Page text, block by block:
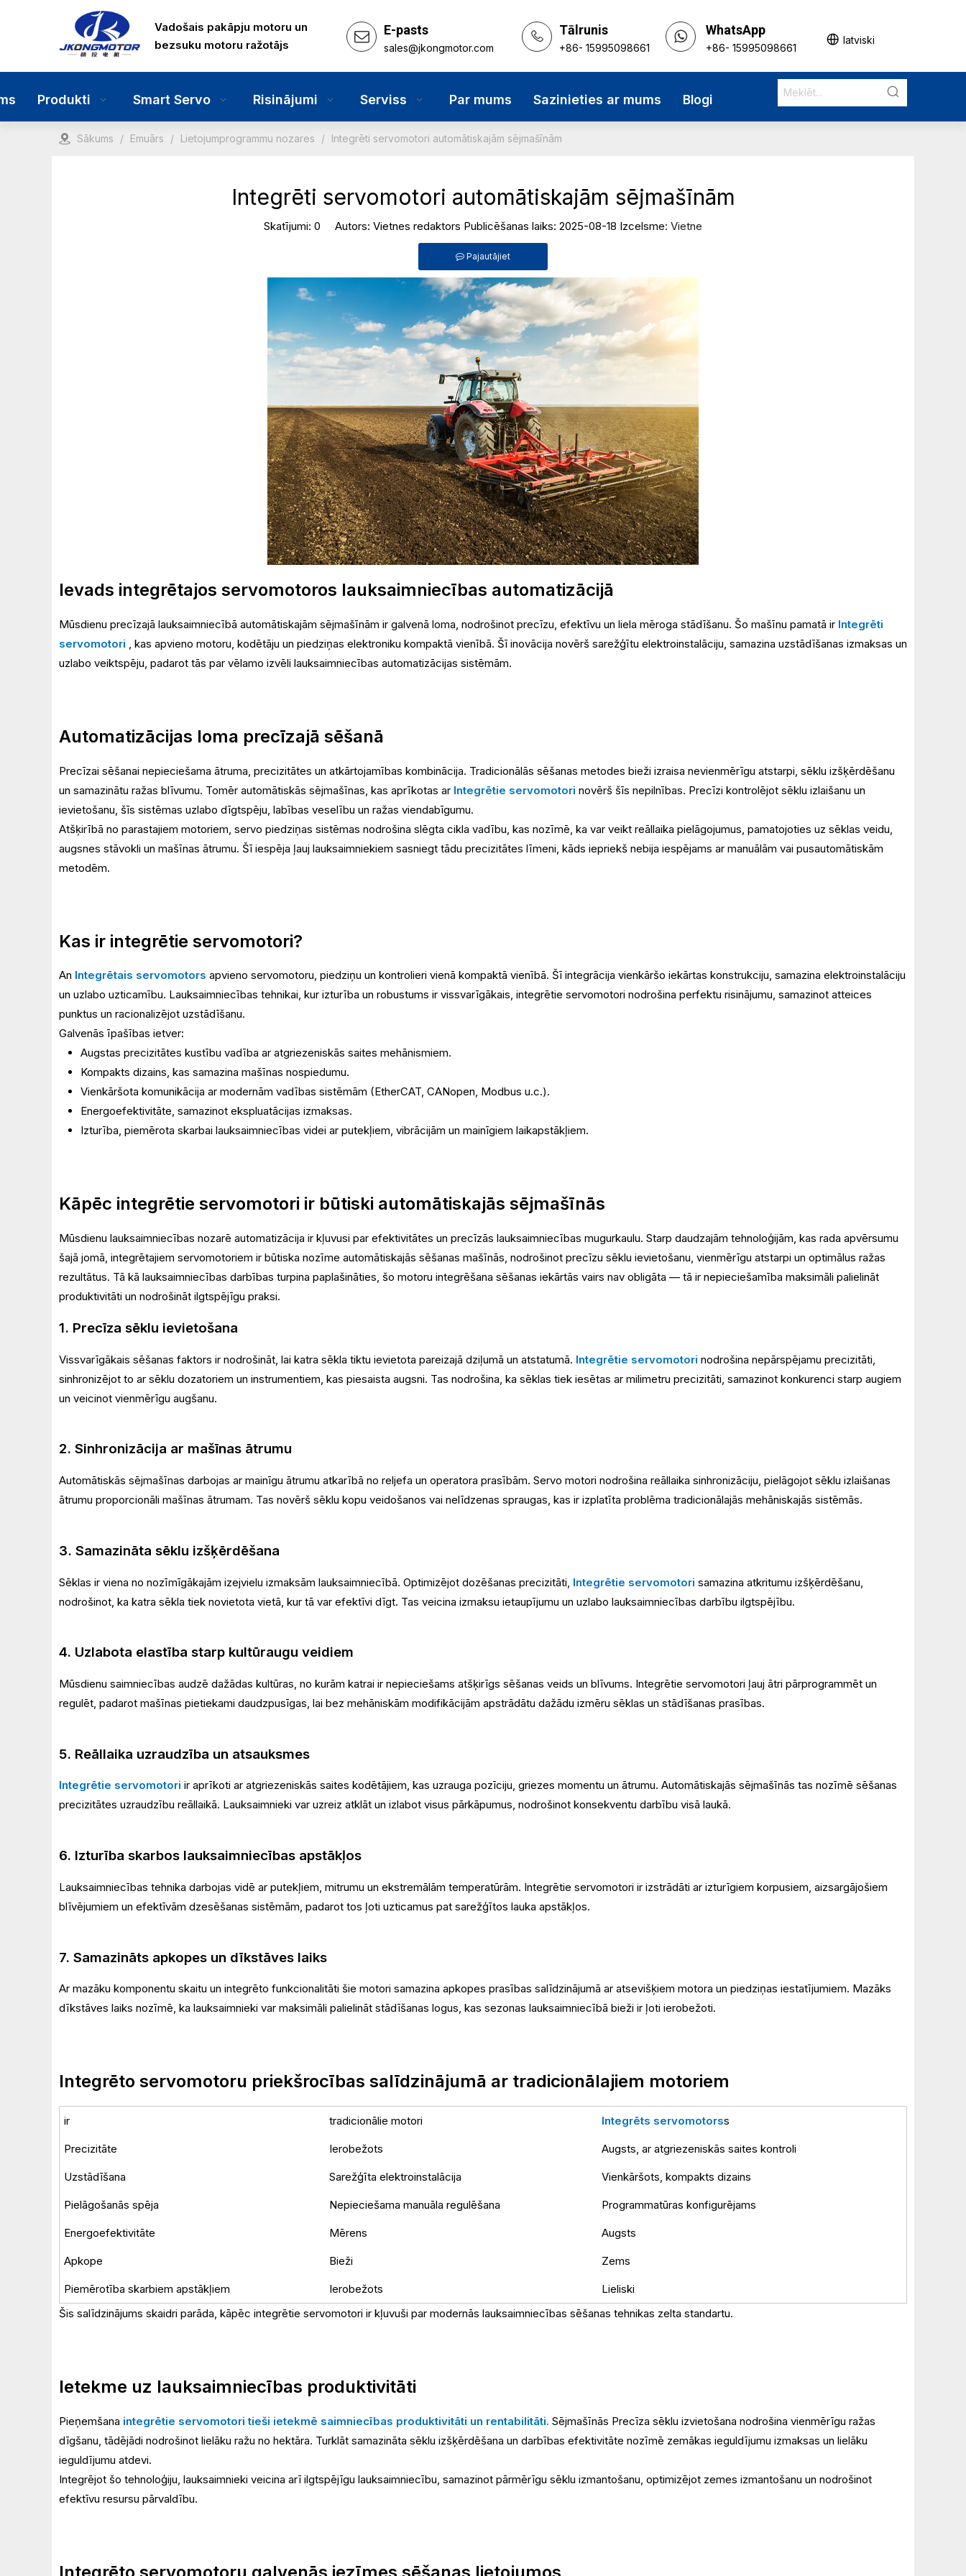
Vadošais pakāpju motoru un
bezsuku motoru ražotājs
E-pasts
sales@jkongmotor.com
Tālrunis
+86- 15995098661
WhatsApp
+86- 15995098661
latviski
Produkti Smart Servo Risinājumi Serviss Par mums Sazinieties ar mums Blogi
Sākums / Emuārs / Lietojumprogrammu nozares / Integrēti servomotori automātiskajām sējmašīnām
Integrēti servomotori automātiskajām sējmašīnām
Skatījumi: 0 Autors: Vietnes redaktors Publicēšanas laiks: 2025-08-18 Izcelsme: Vietne
Pajautājiet
Ievads integrētajos servomotoros lauksaimniecības automatizācijā
Mūsdienu precīzajā lauksaimniecībā automātiskajām sējmašīnām ir galvenā loma, nodrošinot precīzu, efektīvu un liela mēroga stādīšanu. Šo mašīnu pamatā ir Integrēti
servomotori , kas apvieno motoru, kodētāju un piedziņas elektroniku kompaktā vienībā. Šī inovācija novērš sarežģītu elektroinstalāciju, samazina uzstādīšanas izmaksas un
uzlabo veiktspēju, padarot tās par vēlamo izvēli lauksaimniecības automatizācijas sistēmām.
Automatizācijas loma precīzajā sēšanā
Precīzai sēšanai nepieciešama ātruma, precizitātes un atkārtojamības kombinācija. Tradicionālās sēšanas metodes bieži izraisa nevienmērīgu atstarpi, sēklu izšķērdēšanu
un samazinātu ražas blīvumu. Tomēr automātiskās sējmašīnas, kas aprīkotas ar Integrētie servomotori novērš šīs nepilnības. Precīzi kontrolējot sēklu izlaišanu un
ievietošanu, šīs sistēmas uzlabo dīgtspēju, labības veselību un ražas viendabīgumu.
Atšķirībā no parastajiem motoriem, servo piedziņas sistēmas nodrošina slēgta cikla vadību, kas nozīmē, ka var veikt reāllaika pielāgojumus, pamatojoties uz sēklas veidu,
augsnes stāvokli un mašīnas ātrumu. Šī iespēja ļauj lauksaimniekiem sasniegt tādu precizitātes līmeni, kāds iepriekš nebija iespējams ar manuālām vai pusautomātiskām
metodēm.
Kas ir integrētie servomotori?
An Integrētais servomotors apvieno servomotoru, piedziņu un kontrolieri vienā kompaktā vienībā. Šī integrācija vienkāršo iekārtas konstrukciju, samazina elektroinstalāciju
un uzlabo uzticamību. Lauksaimniecības tehnikai, kur izturība un robustums ir vissvarīgākais, integrētie servomotori nodrošina perfektu risinājumu, samazinot atteices
punktus un racionalizējot uzstādīšanu.
Galvenās īpašības ietver:
Augstas precizitātes kustību vadība ar atgriezeniskās saites mehānismiem.
Kompakts dizains, kas samazina mašīnas nospiedumu.
Vienkāršota komunikācija ar modernām vadības sistēmām (EtherCAT, CANopen, Modbus u.c.).
Energoefektivitāte, samazinot ekspluatācijas izmaksas.
Izturība, piemērota skarbai lauksaimniecības videi ar putekļiem, vibrācijām un mainīgiem laikapstākļiem.
Kāpēc integrētie servomotori ir būtiski automātiskajās sējmašīnās
Mūsdienu lauksaimniecības nozarē automatizācija ir kļuvusi par efektivitātes un precīzās lauksaimniecības mugurkaulu. Starp daudzajām tehnoloģijām, kas rada apvērsumu
šajā jomā, integrētajiem servomotoriem ir būtiska nozīme automātiskajās sēšanas mašīnās, nodrošinot precīzu sēklu ievietošanu, vienmērīgu atstarpi un optimālus ražas
rezultātus. Tā kā lauksaimniecības darbības turpina paplašināties, šo motoru integrēšana sēšanas iekārtās vairs nav obligāta — tā ir nepieciešamība maksimāli palielināt
produktivitāti un nodrošināt ilgtspējīgu praksi.
1. Precīza sēklu ievietošana
Vissvarīgākais sēšanas faktors ir nodrošināt, lai katra sēkla tiktu ievietota pareizajā dziļumā un atstatumā. Integrētie servomotori nodrošina nepārspējamu precizitāti,
sinhronizējot to ar sēklu dozatoriem un instrumentiem, kas piesaista augsni. Tas nodrošina, ka sēklas tiek iesētas ar milimetru precizitāti, samazinot konkurenci starp augiem
un veicinot vienmērīgu augšanu.
2. Sinhronizācija ar mašīnas ātrumu
Automātiskās sējmašīnas darbojas ar mainīgu ātrumu atkarībā no reljefa un operatora prasībām. Servo motori nodrošina reāllaika sinhronizāciju, pielāgojot sēklu izlaišanas
ātrumu proporcionāli mašīnas ātrumam. Tas novērš sēklu kopu veidošanos vai nelīdzenas spraugas, kas ir izplatīta problēma tradicionālajās mehāniskajās sistēmās.
3. Samazināta sēklu izšķērdēšana
Sēklas ir viena no nozīmīgākajām izejvielu izmaksām lauksaimniecībā. Optimizējot dozēšanas precizitāti, Integrētie servomotori samazina atkritumu izšķērdēšanu,
nodrošinot, ka katra sēkla tiek novietota vietā, kur tā var efektīvi dīgt. Tas veicina izmaksu ietaupījumu un uzlabo lauksaimniecības darbību ilgtspējību.
4. Uzlabota elastība starp kultūraugu veidiem
Mūsdienu saimniecības audzē dažādas kultūras, no kurām katrai ir nepieciešams atšķirīgs sēšanas veids un blīvums. Integrētie servomotori ļauj ātri pārprogrammēt un
regulēt, padarot mašīnas pietiekami daudzpusīgas, lai bez mehāniskām modifikācijām apstrādātu dažādu izmēru sēklas un stādīšanas prasības.
5. Reāllaika uzraudzība un atsauksmes
Integrētie servomotori ir aprīkoti ar atgriezeniskās saites kodētājiem, kas uzrauga pozīciju, griezes momentu un ātrumu. Automātiskajās sējmašīnās tas nozīmē sēšanas
precizitātes uzraudzību reāllaikā. Lauksaimnieki var uzreiz atklāt un izlabot visus pārkāpumus, nodrošinot konsekventu darbību visā laukā.
6. Izturība skarbos lauksaimniecības apstākļos
Lauksaimniecības tehnika darbojas vidē ar putekļiem, mitrumu un ekstremālām temperatūrām. Integrētie servomotori ir izstrādāti ar izturīgiem korpusiem, aizsargājošiem
blīvējumiem un efektīvām dzesēšanas sistēmām, padarot tos ļoti uzticamus pat sarežģītos lauka apstākļos.
7. Samazināts apkopes un dīkstāves laiks
Ar mazāku komponentu skaitu un integrēto funkcionalitāti šie motori samazina apkopes prasības salīdzinājumā ar atsevišķiem motora un piedziņas iestatījumiem. Mazāks
dīkstāves laiks nozīmē, ka lauksaimnieki var maksimāli palielināt stādīšanas logus, kas sezonas lauksaimniecībā bieži ir ļoti ierobežoti.
Integrēto servomotoru priekšrocības salīdzinājumā ar tradicionālajiem motoriem
ir tradicionālie motori Integrēts servomotorss
Precizitāte Ierobežots Augsts, ar atgriezeniskās saites kontroli
Uzstādīšana Sarežģīta elektroinstalācija Vienkāršots, kompakts dizains
Pielāgošanās spēja Nepieciešama manuāla regulēšana Programmatūras konfigurējams
Energoefektivitāte Mērens Augsts
Apkope Bieži Zems
Piemērotība skarbiem apstākļiem Ierobežots
Lieliski
Šis salīdzinājums skaidri parāda, kāpēc integrētie servomotori ir kļuvuši par modernās lauksaimniecības sēšanas tehnikas zelta standartu.
Ietekme uz lauksaimniecības produktivitāti
Pieņemšana integrētie servomotori tieši ietekmē saimniecības produktivitāti un rentabilitāti. Sējmašīnās Precīza sēklu izvietošana nodrošina vienmērīgu ražas
dīgšanu, tādējādi nodrošinot lielāku ražu no hektāra. Turklāt samazināta sēklu izšķērdēšana un darbības efektivitāte nozīmē zemākas ieguldījumu izmaksas un lielāku
ieguldījumu atdevi.
Integrējot šo tehnoloģiju, lauksaimnieki veicina arī ilgtspējīgu lauksaimniecību, samazinot pārmērīgu sēklu izmantošanu, optimizējot zemes izmantošanu un nodrošinot
efektīvu resursu pārvaldību.